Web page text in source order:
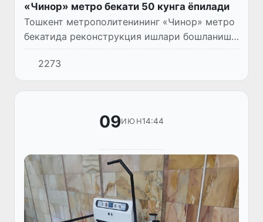
«Чинор» метро бекати 50 кунга ёпилади
Тошкент метрополитенининг «Чинор» метро
бекатида реконструкция ишлари бошланиши
муносабати билан бекат 13 июндан бошлаб
50 кун муддатга вақтинча йўловчилар учун
ёпилади.
2273
09ИЮН14:44